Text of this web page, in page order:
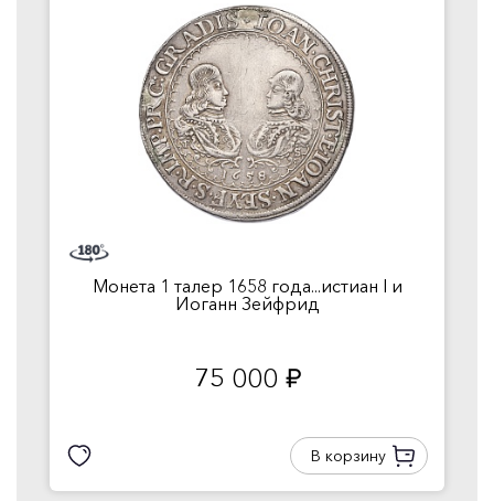
Монета 1 талер 1658 года...истиан I и
Иоганн Зейфрид
75 000 руб.
В корзину